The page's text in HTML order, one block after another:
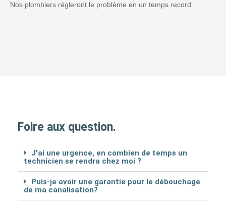
Nos plombiers régleront le problème en un temps record.
Foire aux question.
J'ai une urgence, en combien de temps un
technicien se rendra chez moi ?
Puis-je avoir une garantie pour le débouchage
de ma canalisation?